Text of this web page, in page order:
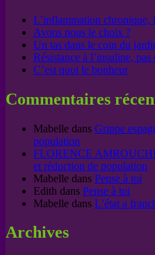
L’inflammation chronique,
Avons nous le choix ?
Un tas dans le coin du
Résistance à l’insuline,
C’est quoi le bonheur
Commentaires
Mabelle dans Grippe
population
FLORENCE
et réduction de population
Mabelle dans Pense à toi
Edith dans Pense à toi
Mabelle dans L’état a
Archives